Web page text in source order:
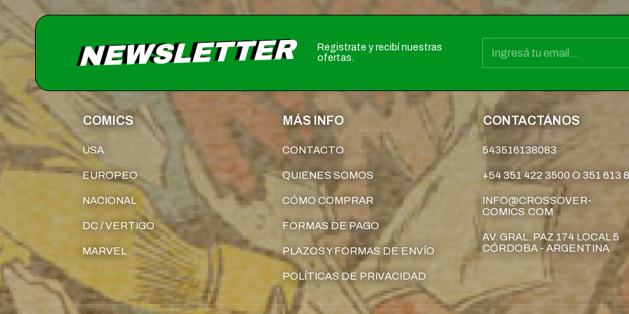
NEWSLETTER
Registrate y recibí nuestras
ofertas.
COMICS
USA
EUROPEO
NACIONAL
DC / VERTIGO
MARVEL
MÁS INFO
CONTACTO
QUIENES SOMOS
CÓMO COMPRAR
FORMAS DE PAGO
PLAZOS Y FORMAS DE ENVÍO
POLÍTICAS DE PRIVACIDAD
CONTACTÁNOS
543516138083
+54 351 422 3500 O 351 613
INFO@CROSSOVER-
COMICS.COM
AV. GRAL. PAZ 174 LOCAL 5
CÓRDOBA - ARGENTINA